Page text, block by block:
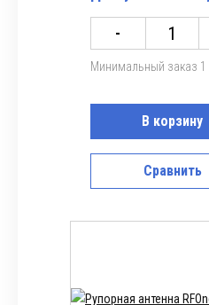
-
Минимальный заказ 1
В корзину
Сравнить